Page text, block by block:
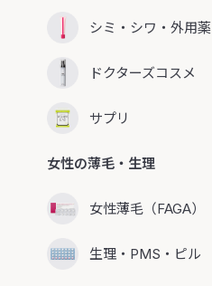
シミ・シワ・外用薬
ドクターズコスメ
サプリ
女性の薄毛・生理
女性薄毛（FAGA）
生理・PMS・ピル